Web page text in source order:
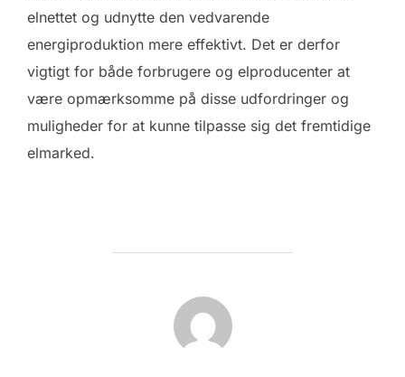
elnettet og udnytte den vedvarende
energiproduktion mere effektivt. Det er derfor
vigtigt for både forbrugere og elproducenter at
være opmærksomme på disse udfordringer og
muligheder for at kunne tilpasse sig det fremtidige
elmarked.
FORFATTER